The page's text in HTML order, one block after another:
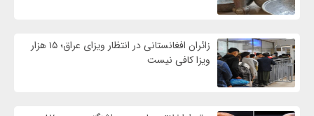
زائران افغانستانی در انتظار ویزای عراق؛ ۱۵ هزار
ویزا کافی نیست